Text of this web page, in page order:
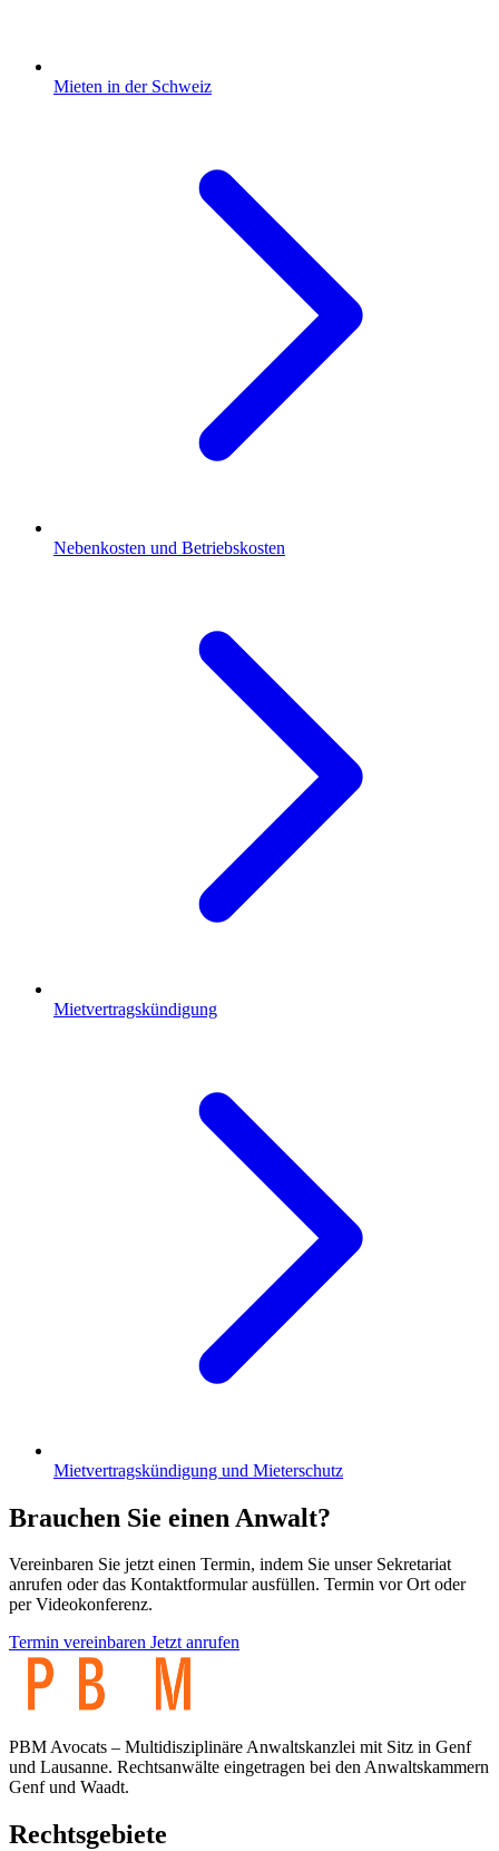
Mieten in der Schweiz
Nebenkosten und Betriebskosten
Mietvertragskündigung
Mietvertragskündigung und Mieterschutz
Brauchen Sie einen Anwalt?
Vereinbaren Sie jetzt einen Termin, indem Sie unser Sekretariat
anrufen oder das Kontaktformular ausfüllen. Termin vor Ort oder
per Videokonferenz.
Termin vereinbaren Jetzt anrufen
PBM Avocats – Multidisziplinäre Anwaltskanzlei mit Sitz in Genf
und Lausanne. Rechtsanwälte eingetragen bei den Anwaltskammern
Genf und Waadt.
Rechtsgebiete